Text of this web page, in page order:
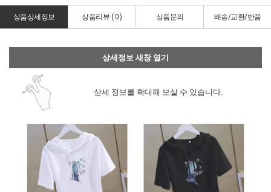
상품상세정보 상품리뷰 (0) 상품문의 배송/교환/반품
상세정보 새창 열기
상세 정보를 확대해 보실 수 있습니다.